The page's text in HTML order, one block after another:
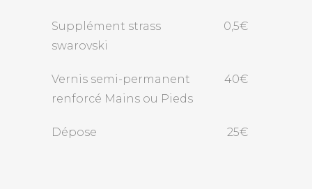
Supplément strass
swarovski
0,5€
Vernis semi-permanent
renforcé Mains ou Pieds
40€
Dépose 25€